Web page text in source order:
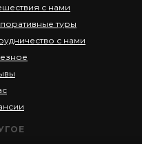
с нами
туры
с нами